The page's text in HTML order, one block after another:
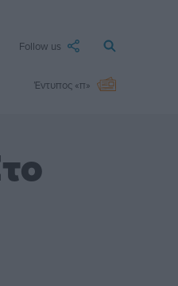
Follow us
Έντυπος «π»